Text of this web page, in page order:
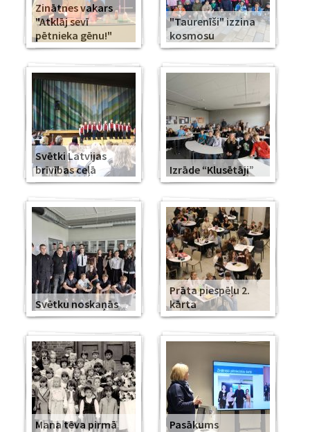
Zinātnes vakars
"Atklāj sevī
pētnieka gēnu!"
"Taurenīši" izzina
kosmosu
Svētki Latvijas
brīvības ceļā
Izrāde “Klusētāji”
Svētku noskaņās
Prāta piespēļu 2.
kārta
Mana tēva pirmā
Pasākums